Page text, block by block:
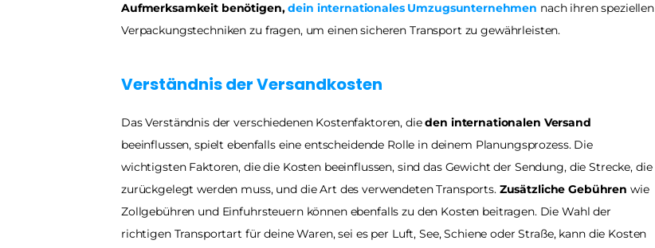
Aufmerksamkeit benötigen, dein internationales Umzugsunternehmen nach ihren speziellen
Verpackungstechniken zu fragen, um einen sicheren Transport zu gewährleisten.
Verständnis der Versandkosten
Das Verständnis der verschiedenen Kostenfaktoren, die den internationalen Versand
beeinflussen, spielt ebenfalls eine entscheidende Rolle in deinem Planungsprozess. Die
wichtigsten Faktoren, die die Kosten beeinflussen, sind das Gewicht der Sendung, die Strecke, die
zurückgelegt werden muss, und die Art des verwendeten Transports. Zusätzliche Gebühren wie
Zollgebühren und Einfuhrsteuern können ebenfalls zu den Kosten beitragen. Die Wahl der
richtigen Transportart für deine Waren, sei es per Luft, See, Schiene oder Straße, kann die Kosten